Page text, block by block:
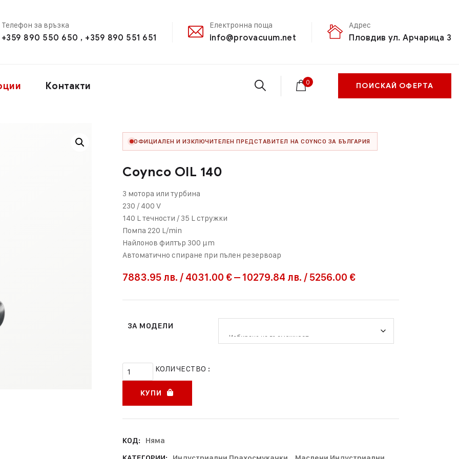
Телефон за връзка
+359 890 550 650 , +359 890 551 651
Електронна поща
info@provacuum.net
Адрес
Пловдив ул. Арчарица 3
Контакти 0 ПОИСКАЙ ОФЕРТА
ОФИЦИАЛЕН И ИЗКЛЮЧИТЕЛЕН ПРЕДСТАВИТЕЛ НА COYNCO ЗА БЪЛГАРИЯ
Coynco OIL 140
3 мотора или турбина
230 / 400 V
140 L течности / 35 L стружки
Помпа 220 L/min
Найлонов филтър 300 μm
Автоматично спиране при пълен резервоар
7883.95 лв. / 4031.00 €– 10279.84 лв. / 5256.00 €
ЗА МОДЕЛИ
КОЛИЧЕСТВО :
КУПИ
КОД:
Няма